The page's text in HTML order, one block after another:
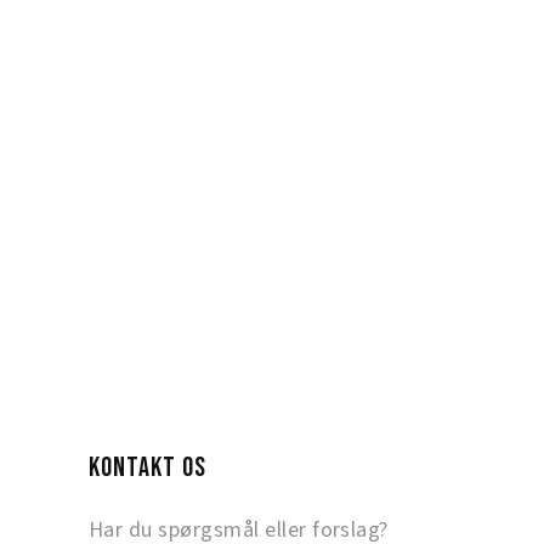
KONTAKT OS
Har du spørgsmål eller forslag?